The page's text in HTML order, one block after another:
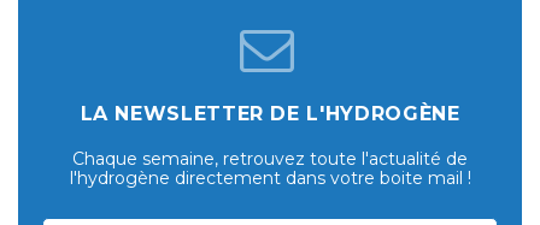
LA NEWSLETTER DE L'HYDROGÈNE
Chaque semaine, retrouvez toute l'actualité de
l'hydrogène directement dans votre boite mail !